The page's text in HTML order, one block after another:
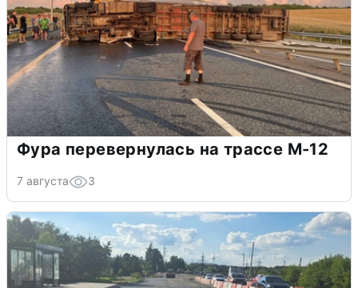
Фура перевернулась на трассе М-12
7 августа 3